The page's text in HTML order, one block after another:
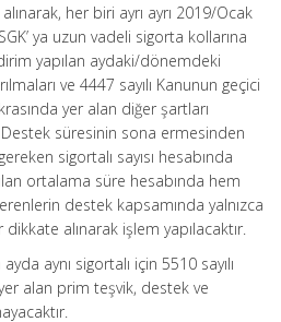
her biri ayrı ayrı 2019/Ocak
ya uzun vadeli sigorta kollarına
yapılan aydaki/dönemdeki
ve 4447 sayılı Kanunun geçici
yer alan diğer şartları
süresinin sona ermesinden
sigortalı sayısı hesabında
ortalama süre hesabında hem
destek kapsamında yalnızca
alınarak işlem yapılacaktır.
aynı sigortalı için 5510 sayılı
alan prim teşvik, destek ve